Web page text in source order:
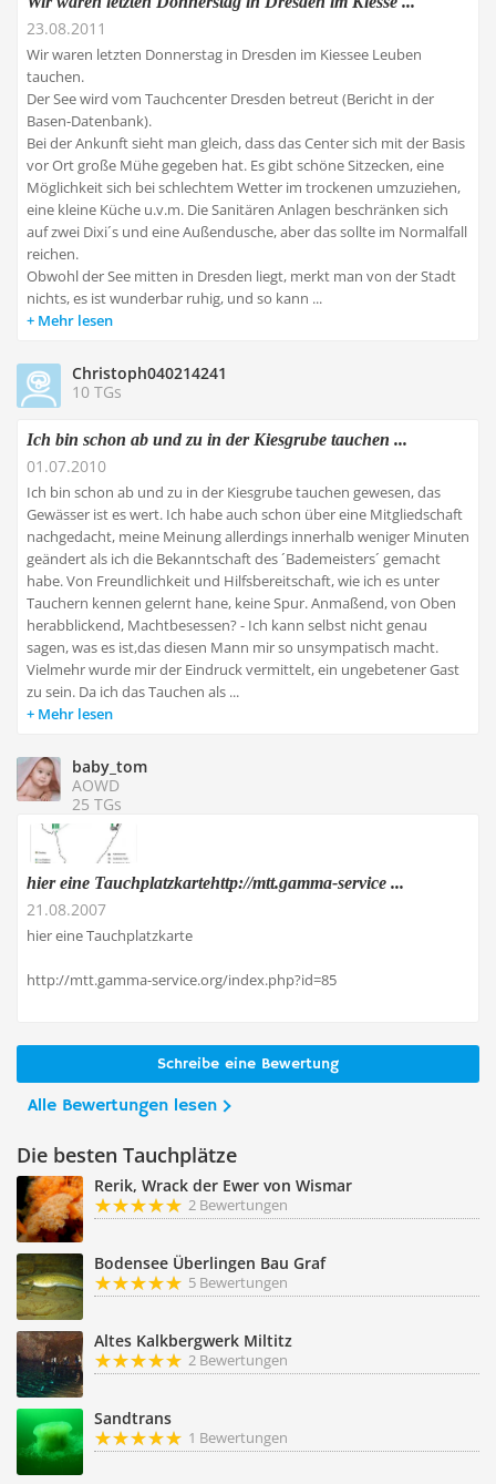
23.08.2011
Wir waren letzten Donnerstag in Dresden im Kiessee Leuben
tauchen.
Der See wird vom Tauchcenter Dresden betreut (Bericht in der
Basen-Datenbank).
Bei der Ankunft sieht man gleich, dass das Center sich mit der Basis
vor Ort große Mühe gegeben hat. Es gibt schöne Sitzecken, eine
Möglichkeit sich bei schlechtem Wetter im trockenen umzuziehen,
eine kleine Küche u.v.m. Die Sanitären Anlagen beschränken sich
auf zwei Dixi´s und eine Außendusche, aber das sollte im Normalfall
reichen.
Obwohl der See mitten in Dresden liegt, merkt man von der Stadt
nichts, es ist wunderbar ruhig, und so kann ...
Mehr lesen
Christoph040214241
10 TGs
Ich bin schon ab und zu in der Kiesgrube tauchen ...
01.07.2010
Ich bin schon ab und zu in der Kiesgrube tauchen gewesen, das
Gewässer ist es wert. Ich habe auch schon über eine Mitgliedschaft
nachgedacht, meine Meinung allerdings innerhalb weniger Minuten
geändert als ich die Bekanntschaft des ´Bademeisters´ gemacht
habe. Von Freundlichkeit und Hilfsbereitschaft, wie ich es unter
Tauchern kennen gelernt hane, keine Spur. Anmaßend, von Oben
herabblickend, Machtbesessen? - Ich kann selbst nicht genau
sagen, was es ist,das diesen Mann mir so unsympatisch macht.
Vielmehr wurde mir der Eindruck vermittelt, ein ungebetener Gast
zu sein. Da ich das Tauchen als ...
Mehr lesen
baby_tom
AOWD
25 TGs
hier eine Tauchplatzkartehttp://mtt.gamma-service ...
21.08.2007
hier eine Tauchplatzkarte
http://mtt.gamma-service.org/index.php?id=85
Schreibe eine Bewertung
Alle Bewertungen lesen
Die besten Tauchplätze
Rerik, Wrack der Ewer von Wismar
2 Bewertungen
Bodensee Überlingen Bau Graf
5 Bewertungen
Altes Kalkbergwerk Miltitz
2 Bewertungen
Sandtrans
1 Bewertungen